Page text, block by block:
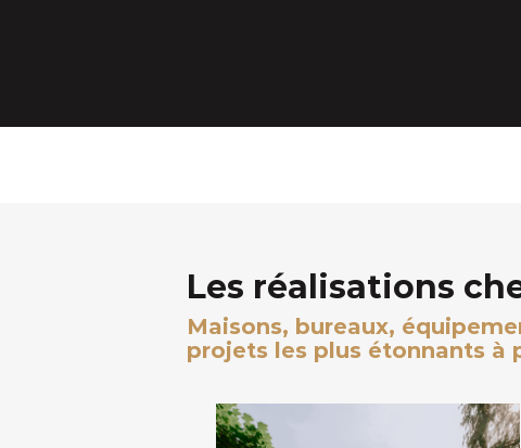
Les réalisations
Maisons, bureaux,
projets les plus étonnants à